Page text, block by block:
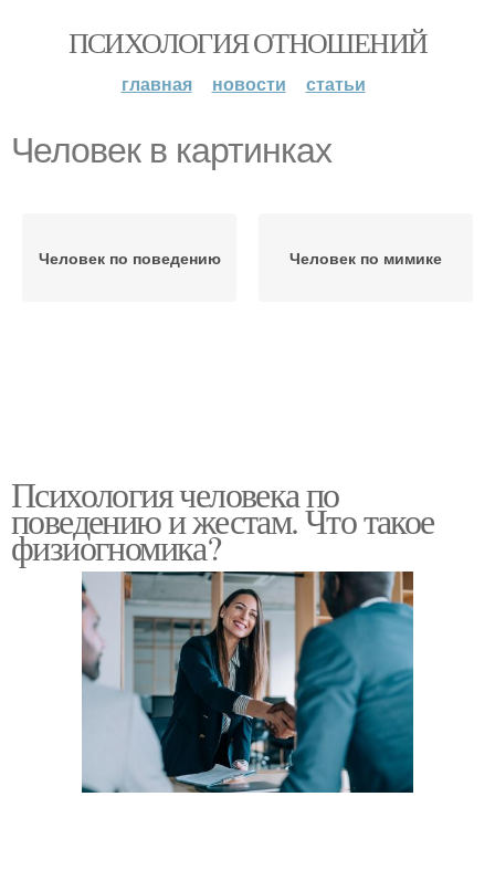
ПСИХОЛОГИЯ ОТНОШЕНИЙ
главная новости статьи
Человек в картинках
Человек по поведению Человек по мимике
Психология человека по
поведению и жестам. Что такое
физиогномика?